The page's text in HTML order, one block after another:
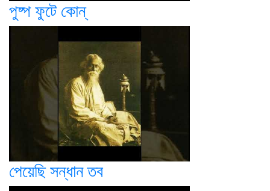
পুষ্প ফুটে কোন্
পেয়েছি সন্ধান তব